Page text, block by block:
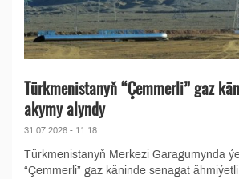
Türkmenistanyň “Çemmerli” gaz
akymy alyndy
31.07.2026 - 11:18
Türkmenistanyň Merkezi Garagumynda
“Çemmerli” gaz käninde senagat